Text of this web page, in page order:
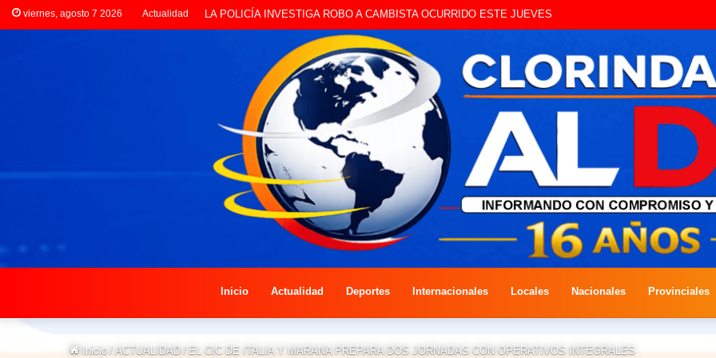
viernes, agosto 7 2026 Actualidad PREOCUPACIÓN POR MOTOS QUE CIRCULAN SIN ILUMINACIÓN
Inicio Actualidad Deportes Internacionales Locales Nacionales Provinciales
Inicio / ACTUALIDAD / EL CIC DE ITALIA Y MARANA PREPARA DOS JORNADAS CON OPERATIVOS INTEGRALES